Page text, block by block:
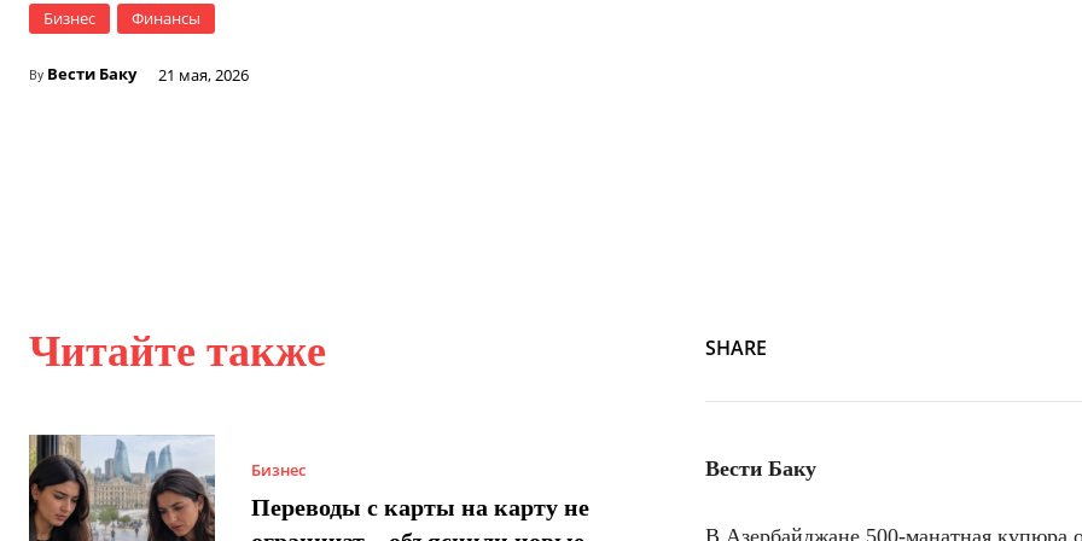
Бизнес Финансы
By Вести Баку 21 мая, 2026
Читайте также
Бизнес
Переводы с карты на карту не
SHARE
Вести Баку
В Азербайджане 500-манатная купюра